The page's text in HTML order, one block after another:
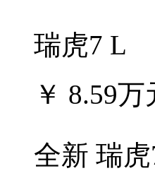
瑞虎7 L
￥ 8.59万
全新 瑞虎